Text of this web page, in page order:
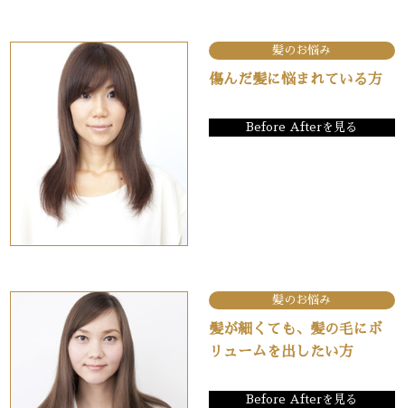
髪のお悩み
傷んだ髪に悩まれている方
Before Afterを見る
髪のお悩み
髪が細くても、髪の毛にボ
リュームを出したい方
Before Afterを見る